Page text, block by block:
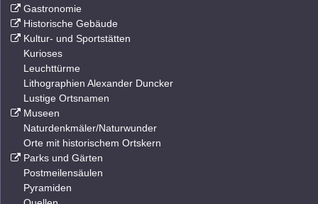
Gastronomie
Historische Gebäude
Kultur- und Sportstätten
Kurioses
Leuchttürme
Lithographien Alexander Duncker
Lustige Ortsnamen
Museen
Naturdenkmäler/Naturwunder
Orte mit historischem Ortskern
Parks und Gärten
Postmeilensäulen
Pyramiden